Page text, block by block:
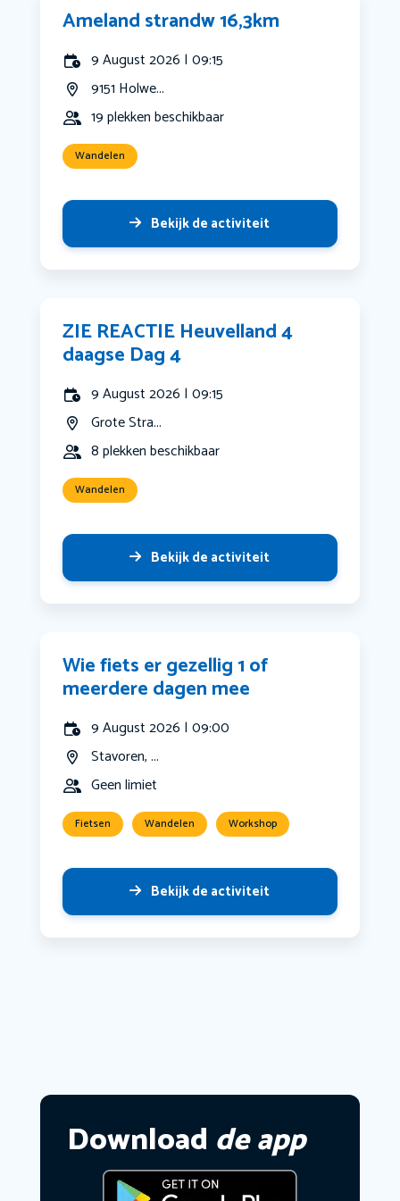
Ameland strandw 16,3km
9 August 2026 | 09:15
9151 Holwe...
19 plekken beschikbaar
Wandelen
Bekijk de activiteit
ZIE REACTIE Heuvelland 4
daagse Dag 4
9 August 2026 | 09:15
Grote Stra...
8 plekken beschikbaar
Wandelen
Bekijk de activiteit
Wie fiets er gezellig 1 of
meerdere dagen mee
9 August 2026 | 09:00
Stavoren, ...
Geen limiet
Fietsen Wandelen Workshop
Bekijk de activiteit
Download de app